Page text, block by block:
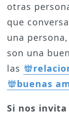
otras
que
una
son una
las
buenas
Si nos